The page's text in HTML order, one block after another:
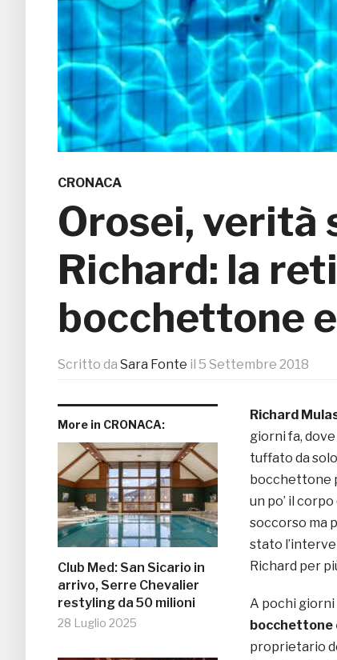
CRONACA
Orosei, verità
Richard: la
bocchettone
Scritto da Sara Fonte il 5 Settembre 2018
More in CRONACA:
Club Med: San Sicario in
arrivo, Serre Chevalier
restyling da 50 milioni
28 Luglio 2025
Richard
giorni fa,
tuffato da
bocchettone
un po’ il
soccorso ma
stato
Richard per
A pochi giorni
bocchettone
proprietario